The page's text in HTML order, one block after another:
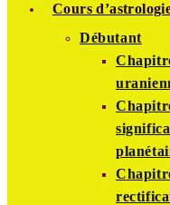
Cours
Débutant